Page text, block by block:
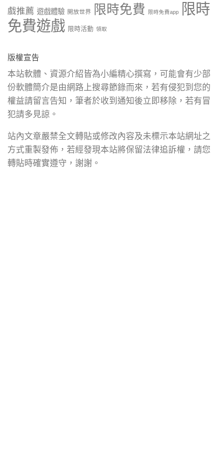
戲推薦 遊戲體驗 開放世界 限時免費 限時免費app
限時
免費遊戲 限時活動 領取
版權宣告
本站軟體、資源介紹皆為小編精心撰寫，可能會有少部
份軟體簡介是由網路上搜尋節錄而來，若有侵犯到您的
權益請留言告知，筆者於收到通知後立即移除，若有冒
犯請多見諒。
站內文章嚴禁全文轉貼或修改內容及未標示本站網址之
方式重製發佈，若經發現本站將保留法律追訴權，請您
轉貼時確實遵守，謝謝。